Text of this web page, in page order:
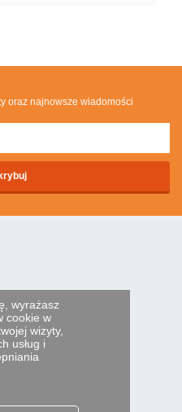
wyrażasz
cookie w
wizyty,
usług i
oraz najnowsze wiadomości